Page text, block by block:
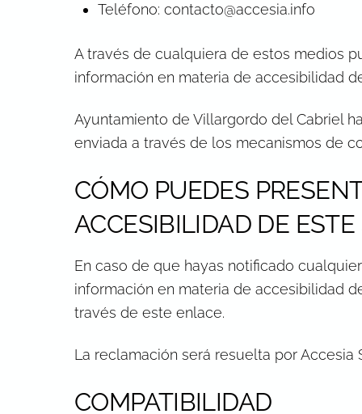
Teléfono: contacto@accesia.info
A través de cualquiera de estos medios
información en materia de accesibilidad
Ayuntamiento de Villargordo del Cabriel
enviada a través de los mecanismos de
CÓMO PUEDES
ACCESIBILIDAD DE ESTE
En caso de que hayas notificado
información en materia de accesibilidad
través de este enlace.
La reclamación será resuelta por
COMPATIBILIDAD